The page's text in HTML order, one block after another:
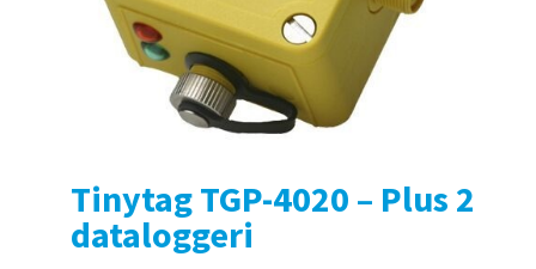
Tinytag TGP-4020 – Plus 2
dataloggeri